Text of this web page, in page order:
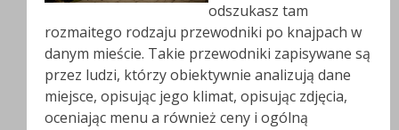
odszukasz tam
rozmaitego rodzaju przewodniki po knajpach w
danym mieście. Takie przewodniki zapisywane są
przez ludzi, którzy obiektywnie analizują dane
miejsce, opisując jego klimat, opisując zdjęcia,
oceniając menu a również ceny i ogólną